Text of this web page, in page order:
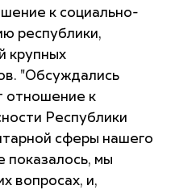
к социально-
республики,
крупных
"Обсуждались
отношение к
Республики
сферы нашего
показалось, мы
вопросах, и,